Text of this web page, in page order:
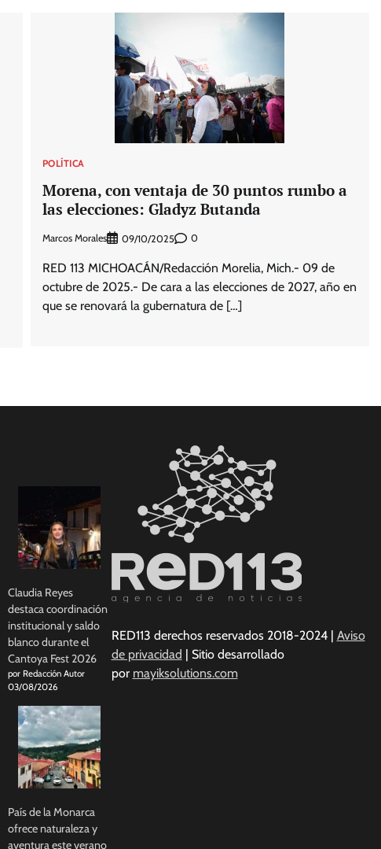
POLÍTICA
Morena, con ventaja de 30 puntos rumbo a
las elecciones: Gladyz Butanda
Marcos Morales 09/10/2025 0
RED 113 MICHOACÁN/Redacción Morelia, Mich.- 09 de
octubre de 2025.- De cara a las elecciones de 2027, año en
que se renovará la gubernatura de […]
Claudia Reyes
destaca coordinación
institucional y saldo
blanco durante el
Cantoya Fest 2026
por Redacción Autor
03/08/2026
País de la Monarca
ofrece naturaleza y
aventura este verano
RED113 derechos reservados 2018-2024 | Aviso
de privacidad | Sitio desarrollado
por mayiksolutions.com